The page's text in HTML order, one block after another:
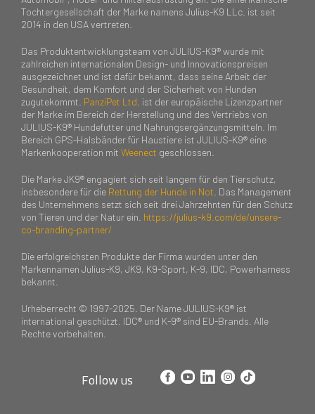
Tochtergesellschaft der Marke namens Julius-K9 LLc. ist seit
2014 in den USA vertreten.
Das Produktentwicklungsteam von JULIUS-K9® wurde mit
zahlreichen internationalen Design- und Innovationspreisen
ausgezeichnet und ist dafür bekannt, dass seine Arbeit der
Gesundheit, dem Komfort und der Sicherheit von Hunden
zugutekommt. PanziPet Ltd . ist der europäische Lizenzpartner
der Marke im Bereich der Herstellung und des Vertriebs von
JULIUS-K9® Hundefutter und Nahrungsergänzungsmitteln. Im
Bereich GPS-Halsbänder für Haustiere ist JULIUS-K9® eine
Markenkooperation mit Weenect geschlossen.
Die Marke JK9® engagiert sich seit langem für den Tierschutz,
insbesondere für die Rettung der Hunde in Not . Das Management
des Unternehmens setzt sich seit drei Jahrzehnten für den Schutz
von Tieren und der Natur ein. https://julius-k9.com/de/unsere-
co-branding-partner/
Die erfolgreichsten Produkte der Firma wurden unter den
Markennamen Julius-K9, JK9, K9-Sport, K-9, IDC, Powerharness
bekannt.
Urheberrecht © 1997-2025. Der Name JULIUS-K9® ist
international geschützt. IDC® und K-9® sind EU-Brands. Alle
Rechte vorbehalten.
Follow us